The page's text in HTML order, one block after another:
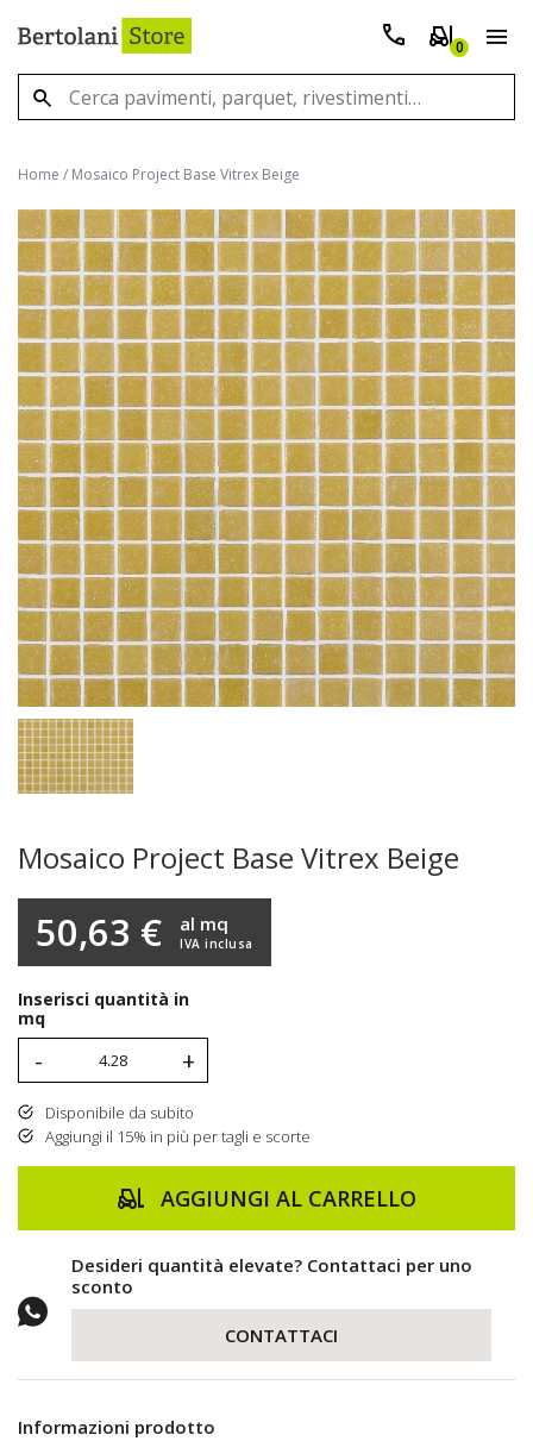
0
Home / Mosaico Project Base Vitrex Beige
Mosaico Project Base Vitrex Beige
50,63 € IVA inclusa
al mq
Inserisci quantità in
mq
- +
Disponibile da subito
Aggiungi il 15% in più per tagli e scorte
AGGIUNGI AL CARRELLO
Desideri quantità elevate? Contattaci per uno
sconto
CONTATTACI
Informazioni prodotto